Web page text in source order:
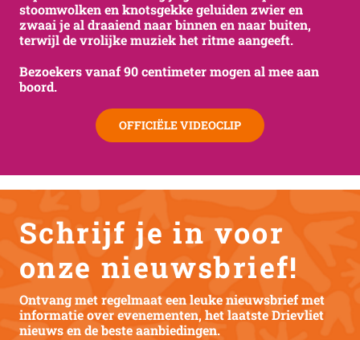
stoomwolken en knotsgekke geluiden zwier en
zwaai je al draaiend naar binnen en naar buiten,
terwijl de vrolijke muziek het ritme aangeeft.
Bezoekers vanaf 90 centimeter mogen al mee aan
boord.
OFFICIËLE VIDEOCLIP
Schrijf je in voor
onze nieuwsbrief!
Ontvang met regelmaat een leuke nieuwsbrief met
informatie over evenementen, het laatste Drievliet
nieuws en de beste aanbiedingen.